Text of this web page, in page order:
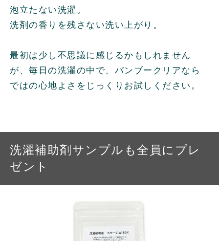
泡立たない洗濯。
洗剤の香りを残さない洗い上がり。
最初は少し不思議に感じるかもしれません
が、毎日の洗濯の中で、バンブークリアなら
ではの心地よさをじっくりお試しください。
洗濯補助剤サンプルも全員にプレ
ゼント